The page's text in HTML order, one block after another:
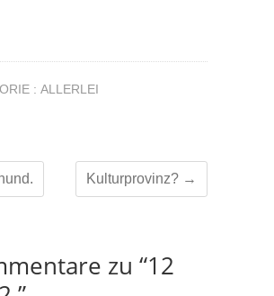
: ALLERLEI
Kulturprovinz? →
zu “12